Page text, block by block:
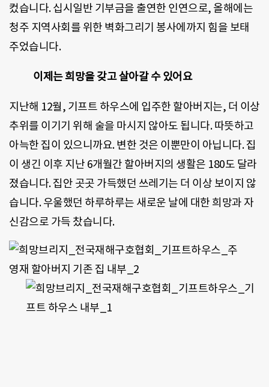
컸습니다. 십시일반 기부금을 출연한 인연으로, 올해에는
청주 지역사회를 위한 벽화그리기 봉사에까지 힘을 보태
주었습니다.
이제는 희망을 갖고 살아갈 수 있어요
지난해 12월, 기프트 하우스에 입주한 할아버지는, 더 이상
추위를 이기기 위해 술을 마시지 않아도 됩니다. 따뜻하고
아늑한 집이 있으니까요. 변한 것은 이뿐만이 아닙니다. 집
이 생긴 이후 지난 6개월간 할아버지의 생활은 180도 달라
졌습니다. 집안 곳곳 가득했던 쓰레기는 더 이상 보이지 않
습니다. 우울했던 하루하루는 새로운 날에 대한 희망과 자
신감으로 가득 찼습니다.